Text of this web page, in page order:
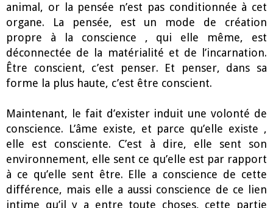
animal, or la pensée n’est pas conditionnée à cet
organe. La pensée, est un mode de création
propre à la conscience , qui elle même, est
déconnectée de la matérialité et de l’incarnation.
Être conscient, c’est penser. Et penser, dans sa
forme la plus haute, c’est être conscient.
Maintenant, le fait d’exister induit une volonté de
conscience. L’âme existe, et parce qu’elle existe ,
elle est consciente. C’est à dire, elle sent son
environnement, elle sent ce qu’elle est par rapport
à ce qu’elle sent être. Elle a conscience de cette
différence, mais elle a aussi conscience de ce lien
intime qu’il y a entre toute choses, cette partie